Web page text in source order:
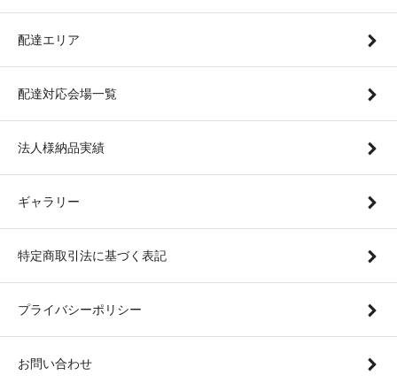
配達エリア
配達対応会場一覧
法人様納品実績
ギャラリー
特定商取引法に基づく表記
プライバシーポリシー
お問い合わせ